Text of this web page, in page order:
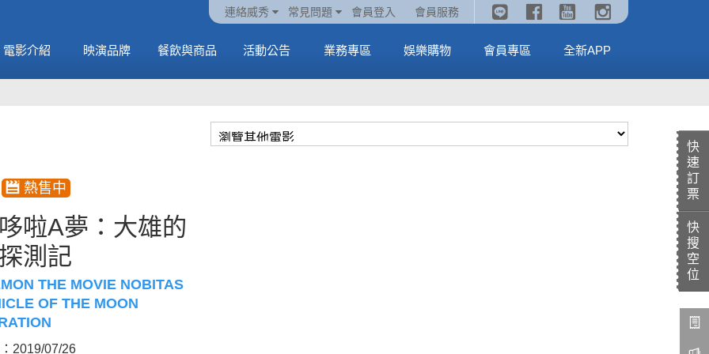
連絡威秀 常見問題 會員登入 會員服務
電影介紹 MORE
火熱預售中《橡樹街
末日》
MORE
火熱預售中《汪汪隊立大功：恐龍大電影》
映演品牌 餐飲與商品
MORE
🥤威秀獨家電影套餐
🥤全台熱賣中
MORE
《劇場版吉伊卡哇》🥤威秀獨家電影套餐🥤
全台熱賣中
MORE
活動公告 業務專區 娛樂購物 會員專區 全新APP
快
速
訂
票
快
搜
空
位
啦A夢：大雄的
測記
THE MOVIE NOBITAS
OF THE MOON
2019/07/26